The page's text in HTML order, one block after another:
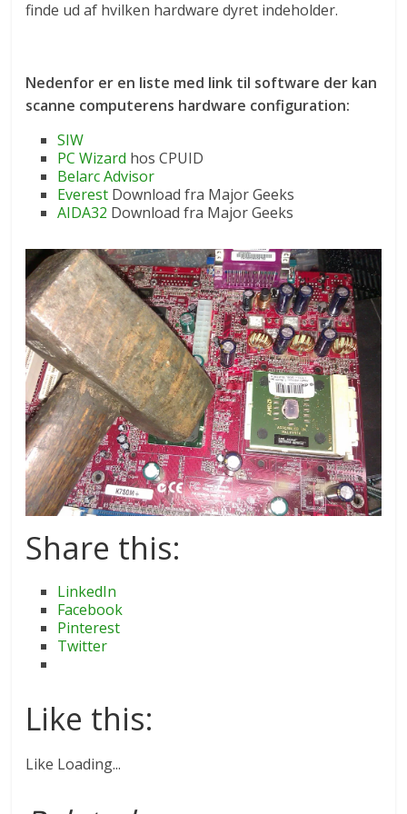
finde ud af hvilken hardware dyret indeholder.
Nedenfor er en liste med link til software der kan
scanne computerens hardware configuration:
SIW
PC Wizard hos CPUID
Belarc Advisor
Everest Download fra Major Geeks
AIDA32 Download fra Major Geeks
Share this:
LinkedIn
Facebook
Pinterest
Twitter
Like this:
Like Loading...